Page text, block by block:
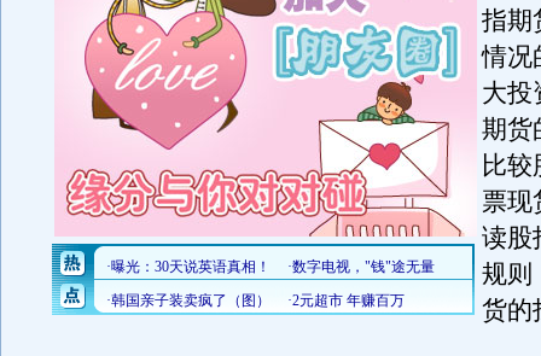
指期
情况
大投
期货
比
票现
读股
规则
货的